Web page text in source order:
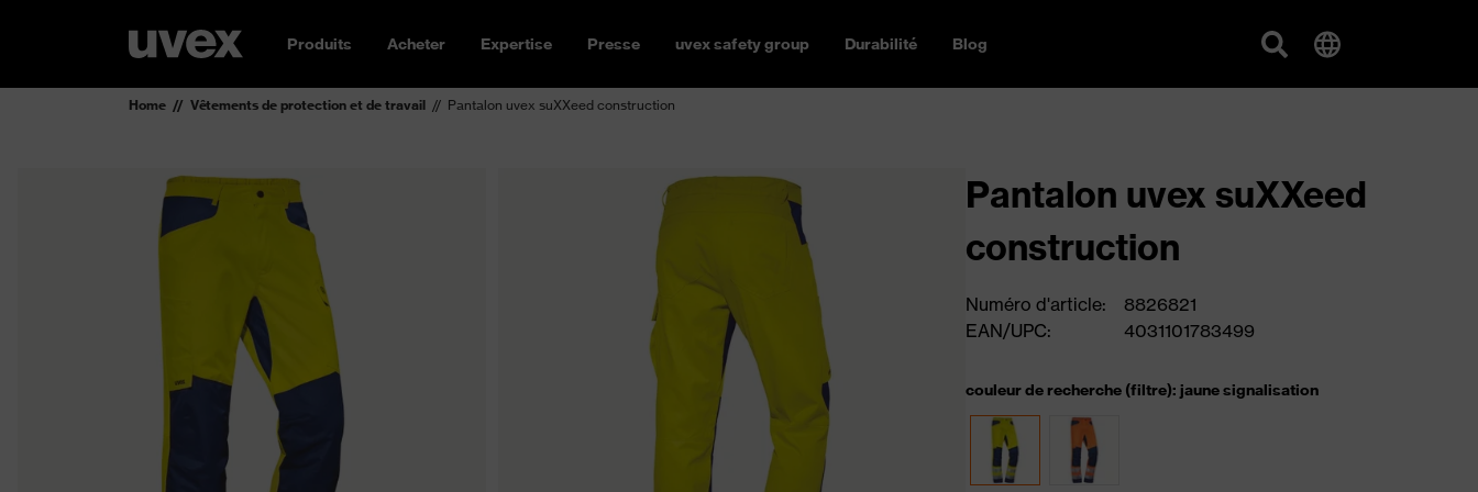
Produits Acheter Expertise Presse uvex safety group Durabilité Blog
Home Vêtements de protection et de travail Pantalon uvex suXXeed construction
Pantalon uvex suXXeed
construction
Numéro d'article:
8826821
EAN/UPC:
4031101783499
couleur de recherche (filtre): jaune signalisation